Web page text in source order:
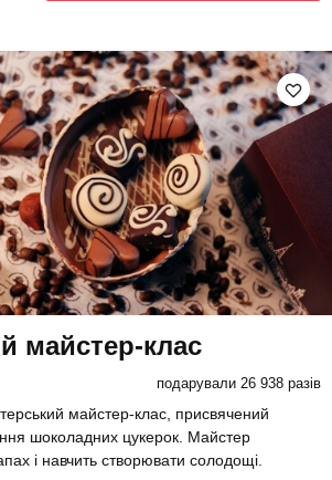
майстер-клас
подарували 26 938 разів
майстер-клас, присвячений
шоколадних цукерок. Майстер
і навчить створювати солодощі.